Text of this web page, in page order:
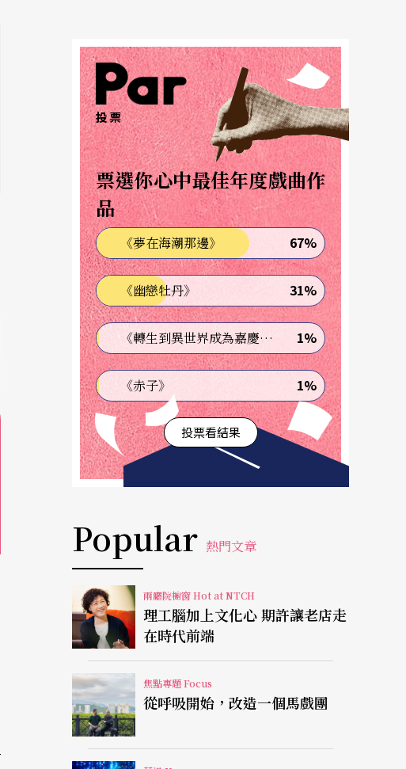
投票
票選你心中最佳年度戲曲作
品
《夢在海潮那邊》 67%
《幽戀牡丹》 31%
《轉生到異世界成為嘉慶君—發現我的祖先是詐騙集團!?》 1%
《赤子》 1%
投票看結果
Popular 熱門文章
兩廳院櫥窗 Hot at NTCH
理工腦加上文化心 期許讓老店走
在時代前端
焦點專題 Focus
從呼吸開始，改造一個馬戲團